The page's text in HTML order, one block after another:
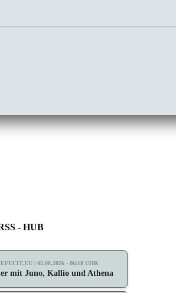
- HUB
| 05.08.2026 - 06:18 UHR
mit Juno, Kallio und Athena